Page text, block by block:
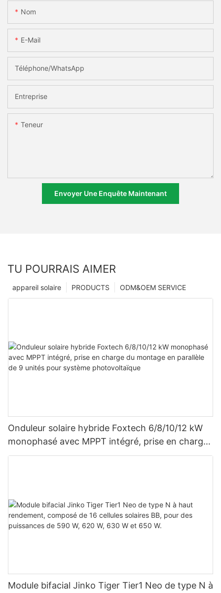
Nom
E-Mail
Téléphone/WhatsApp
Entreprise
Teneur
Envoyer Une Enquête Maintenant
TU POURRAIS AIMER
ODM&OEM SERVICE
PRODUCTS
appareil solaire
Onduleur solaire hybride Foxtech 6/8/10/12 kW
monophasé avec MPPT intégré, prise en charge
du montage en parallèle de 9 unités pour
Module bifacial Jinko Tiger Tier1 Neo de type N à